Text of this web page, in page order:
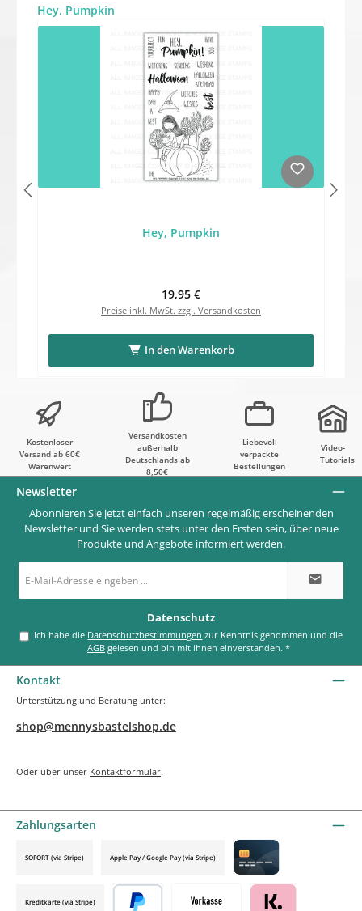
Produktgalerie überspringen
Hey, Pumpkin
Hey, Pumpkin
Regulärer Preis:
19,95 €
Preise inkl. MwSt. zzgl. Versandkosten
In den Warenkorb
Kostenloser
Versand ab 60€
Warenwert
Versandkosten
außerhalb
Deutschlands ab
8,50€
Liebevoll
verpackte
Bestellungen
Video-
Tutorials
Newsletter
Abonnieren Sie jetzt einfach unseren regelmäßig erscheinenden
Newsletter und Sie werden stets unter den Ersten sein, über neue
Produkte und Angebote informiert werden.
E-
Mail-
*
Datenschutz
Ich habe die Datenschutzbestimmungen
AGB gelesen und bin mit ihnen einverstanden.*
Kontakt
Unterstützung und Beratung unter:
shop@mennysbastelshop.de
Oder über unser Kontaktformular.
Zahlungsarten
SOFORT (via Stripe) Apple Pay / Google Pay (via Stripe)
Credit card by mollie
Kreditkarte (via Stripe)